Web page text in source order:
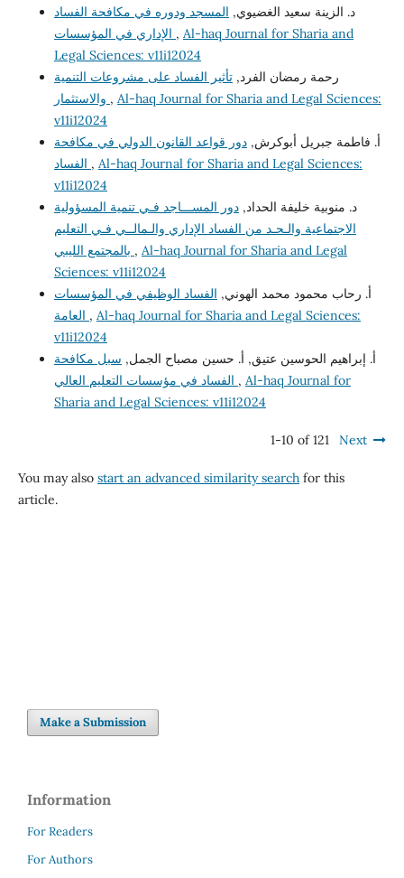
د. الزينة سعيد الغضيوي, المسجد ودوره في مكافحة الفساد
, Al-haq Journal for Sharia and
Legal Sciences: v11i12024
رحمة رمضان الفرد,تأثير الفساد على مشروعات التنمية
, Al-haq Journal for Sharia and Legal Sciences:
v11i12024
أ. فاطمة جبريل أبوكرش,دور قواعد القانون الدولي في مكافحة
, Al-haq Journal for Sharia and Legal Sciences:
v11i12024
د. منوبية خليفة الحداد,دور المســـاجد فـي تنمية المسؤولية
الاجتماعية والـحـد من الفساد الإداري والـمالــي فـي التعليم
, Al-haq Journal for Sharia and Legal
Sciences: v11i12024
أ. رحاب محمود محمد الهوني, الفساد الوظيفي في المؤسسات
, Al-haq Journal for Sharia and Legal Sciences:
v11i12024
أ. إبراهيم الحوسين عتيق, أ. حسين مصباح الجمل, سبل مكافحة
, Al-haq Journal for
Sharia and Legal Sciences: v11i12024
1-10 of 121 Next
You may also start an advanced similarity searchfor this
article.
Make a Submission
Information
For Readers
For Authors